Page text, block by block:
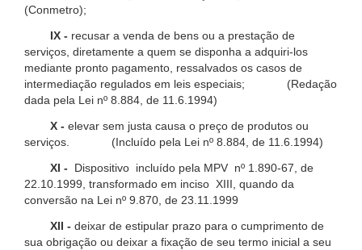
(Conmetro);
IX - recusar a venda de bens ou a prestação de
serviços, diretamente a quem se disponha a adquiri-los
mediante pronto pagamento, ressalvados os casos de
intermediação regulados em leis especiais; (Redação
dada pela Lei nº 8.884, de 11.6.1994)
X - elevar sem justa causa o preço de produtos ou
serviços. (Incluído pela Lei nº 8.884, de 11.6.1994)
XI -
Dispositivo incluído pela MPV nº 1.890-67, de
22.10.1999, transformado em inciso XIII, quando da
conversão na Lei nº 9.870, de 23.11.1999
XII - deixar de estipular prazo para o cumprimento de
sua obrigação ou deixar a fixação de seu termo inicial a seu